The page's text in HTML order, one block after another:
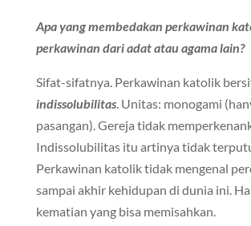
Apa yang membedakan perkawinan
perkawinan dari adat atau agama lain?
Sifat-sifatnya. Perkawinan katolik
indissolubilitas. Unitas: monogami
pasangan). Gereja tidak
Indissolubilitas itu artinya tidak
Perkawinan katolik tidak mengenal
sampai akhir kehidupan di dunia ini.
kematian yang bisa memisahkan.